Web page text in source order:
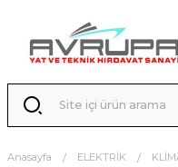
Anasayfa ELEKTRİK